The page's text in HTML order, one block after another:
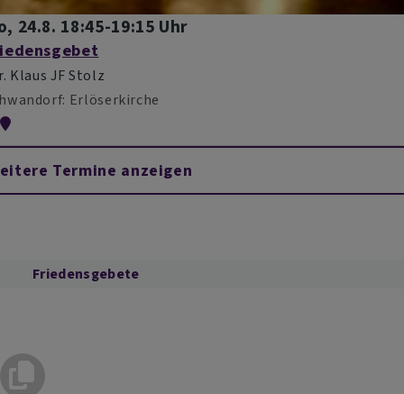
24.8. 18:45-19:15 Uhr
Klaus JF Stolz
Erlöserkirche
Termine anzeigen
Friedensgebete